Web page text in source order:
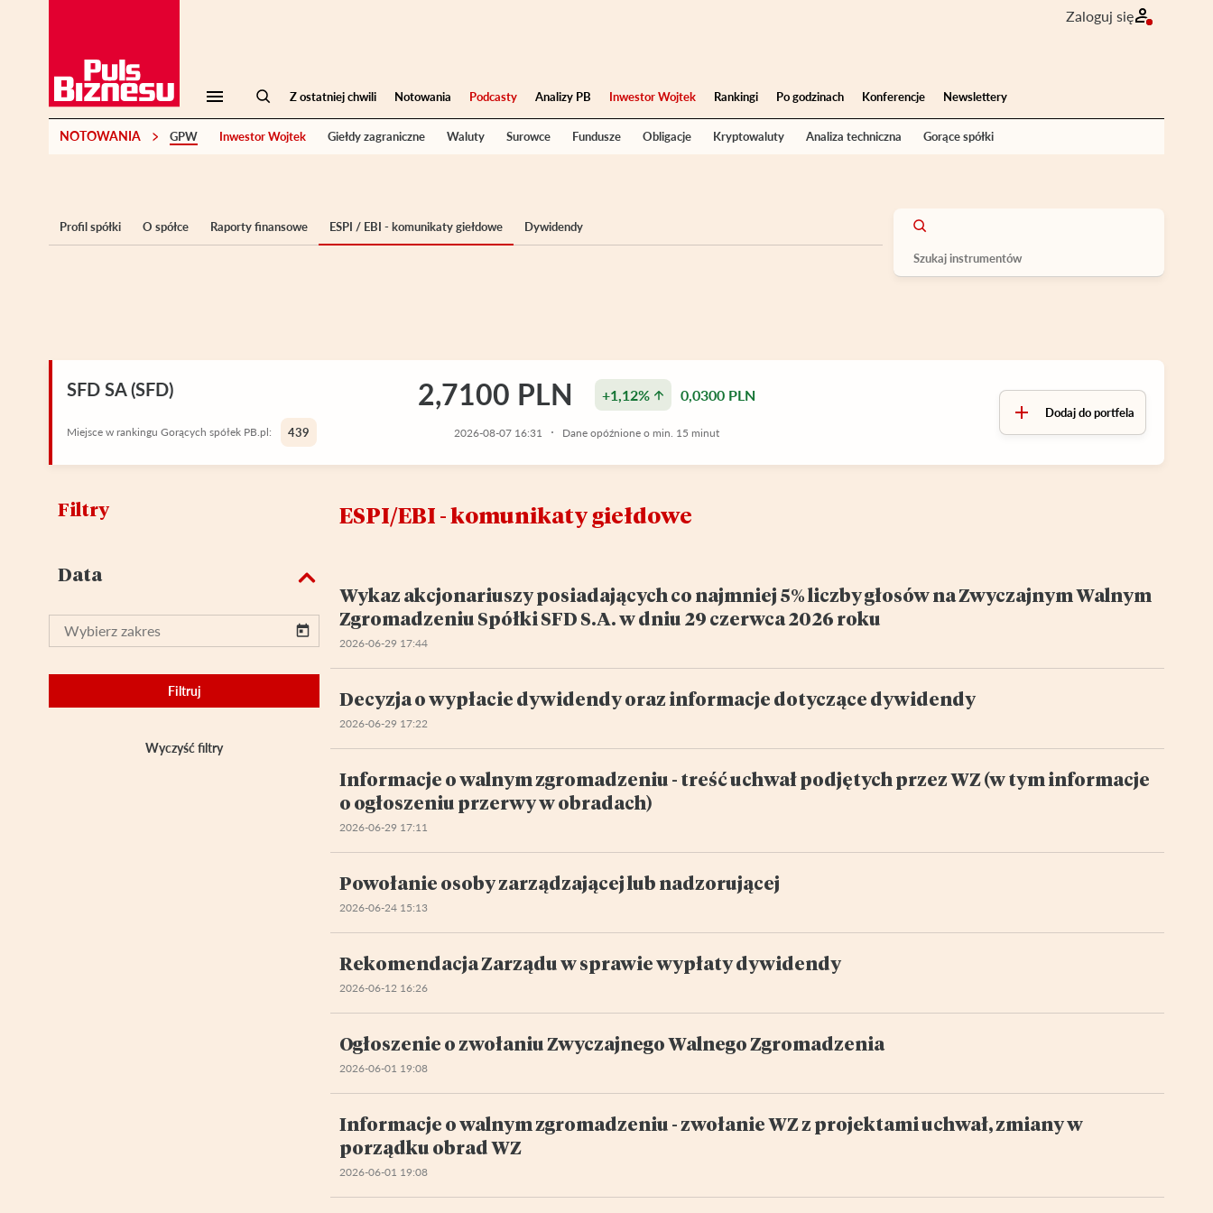
Zaloguj się
Z ostatniej chwili Notowania Podcasty Analizy PB Inwestor Wojtek Rankingi Po godzinach Konferencje Newslettery
NOTOWANIA GPW Inwestor Wojtek Giełdy zagraniczne Waluty Surowce Fundusze Obligacje Kryptowaluty Analiza techniczna Gorące spółki
Profil spółki O spółce Raporty finansowe ESPI / EBI - komunikaty giełdowe Dywidendy
SFD SA (SFD) 2,7100 PLN +1,12% 0,0300 PLN
2026-08-07 16:31 Dane opóźnione o min. 15 minut
Dodaj do portfela
Miejsce w rankingu Gorących spółek PB.pl: 439
Filtry
Data
Filtruj
Wyczyść filtry
ESPI/EBI - komunikaty giełdowe
Wykaz akcjonariuszy posiadających co najmniej 5% liczby głosów na Zwyczajnym Walnym
Zgromadzeniu Spółki SFD S.A. w dniu 29 czerwca 2026 roku
2026-06-29 17:44
Decyzja o wypłacie dywidendy oraz informacje dotyczące dywidendy
2026-06-29 17:22
Informacje o walnym zgromadzeniu - treść uchwał podjętych przez WZ (w tym informacje
o ogłoszeniu przerwy w obradach)
2026-06-29 17:11
Powołanie osoby zarządzającej lub nadzorującej
2026-06-24 15:13
Rekomendacja Zarządu w sprawie wypłaty dywidendy
2026-06-12 16:26
Ogłoszenie o zwołaniu Zwyczajnego Walnego Zgromadzenia
2026-06-01 19:08
Informacje o walnym zgromadzeniu - zwołanie WZ z projektami uchwał, zmiany w
porządku obrad WZ
2026-06-01 19:08